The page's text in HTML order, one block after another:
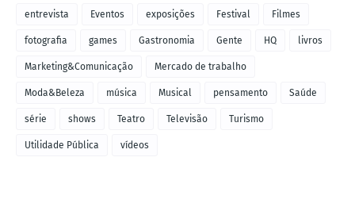
entrevista Eventos exposições Festival Filmes
fotografia games Gastronomia Gente HQ livros
Marketing&Comunicação Mercado de trabalho
Moda&Beleza música Musical pensamento Saúde
série shows Teatro Televisão Turismo
Utilidade Pública vídeos